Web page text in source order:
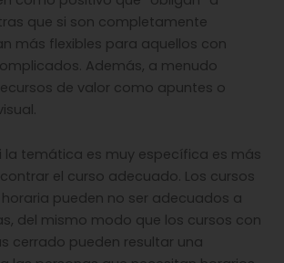
que si son completamente
más flexibles para aquellos con
Además, a menudo
de valor como apuntes o
la temática es muy específica es más
el curso adecuado. Los cursos
pueden no ser adecuados a
del mismo modo que los cursos con
cerrado pueden resultar una